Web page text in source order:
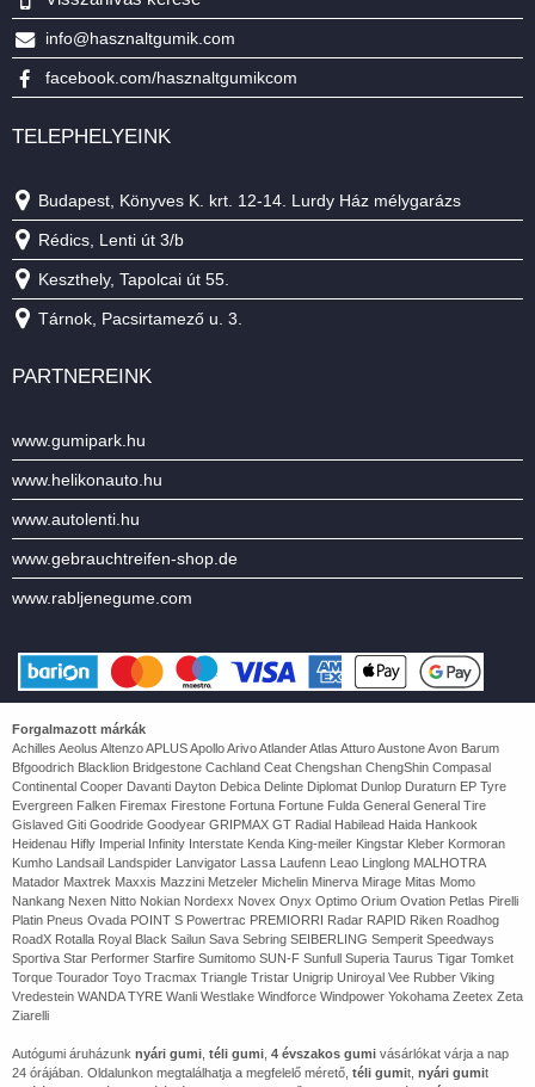
info@hasznaltgumik.com
facebook.com/hasznaltgumikcom
TELEPHELYEINK
Budapest, Könyves K. krt. 12-14. Lurdy Ház mélygarázs
Rédics, Lenti út 3/b
Keszthely, Tapolcai út 55.
Tárnok, Pacsirtamező u. 3.
PARTNEREINK
www.gumipark.hu
www.helikonauto.hu
www.autolenti.hu
www.gebrauchtreifen-shop.de
www.rabljenegume.com
Forgalmazott márkák
Achilles Aeolus Altenzo APLUS Apollo Arivo Atlander Atlas Atturo Austone Avon Barum
Bfgoodrich Blacklion Bridgestone Cachland Ceat Chengshan ChengShin Compasal
Continental Cooper Davanti Dayton Debica Delinte Diplomat Dunlop Duraturn EP Tyre
Evergreen Falken Firemax Firestone Fortuna Fortune Fulda General General Tire
Gislaved Giti Goodride Goodyear GRIPMAX GT Radial Habilead Haida Hankook
Heidenau Hifly Imperial Infinity Interstate Kenda King-meiler Kingstar Kleber Kormoran
Kumho Landsail Landspider Lanvigator Lassa Laufenn Leao Linglong MALHOTRA
Matador Maxtrek Maxxis Mazzini Metzeler Michelin Minerva Mirage Mitas Momo
Nankang Nexen Nitto Nokian Nordexx Novex Onyx Optimo Orium Ovation Petlas Pirelli
Platin Pneus Ovada POINT S Powertrac PREMIORRI Radar RAPID Riken Roadhog
RoadX Rotalla Royal Black Sailun Sava Sebring SEIBERLING Semperit Speedways
Sportiva Star Performer Starfire Sumitomo SUN-F Sunfull Superia Taurus Tigar Tomket
Torque Tourador Toyo Tracmax Triangle Tristar Unigrip Uniroyal Vee Rubber Viking
Vredestein WANDA TYRE Wanli Westlake Windforce Windpower Yokohama Zeetex Zeta
Ziarelli
Autógumi áruházunk nyári gumi téli gumi 4 évszakos gumi vásárlókat várja a nap
24 órájában. Oldalunkon megtalálhatja a megfelelő mérető, téli gumit, nyári gumit